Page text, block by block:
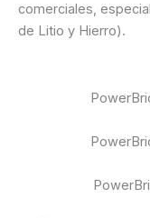
comerciales,
de Litio y Hierro).